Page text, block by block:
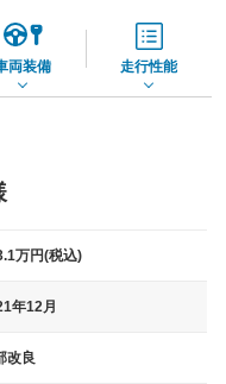
両装備 走行性能
万円(税込)
年12月
改良